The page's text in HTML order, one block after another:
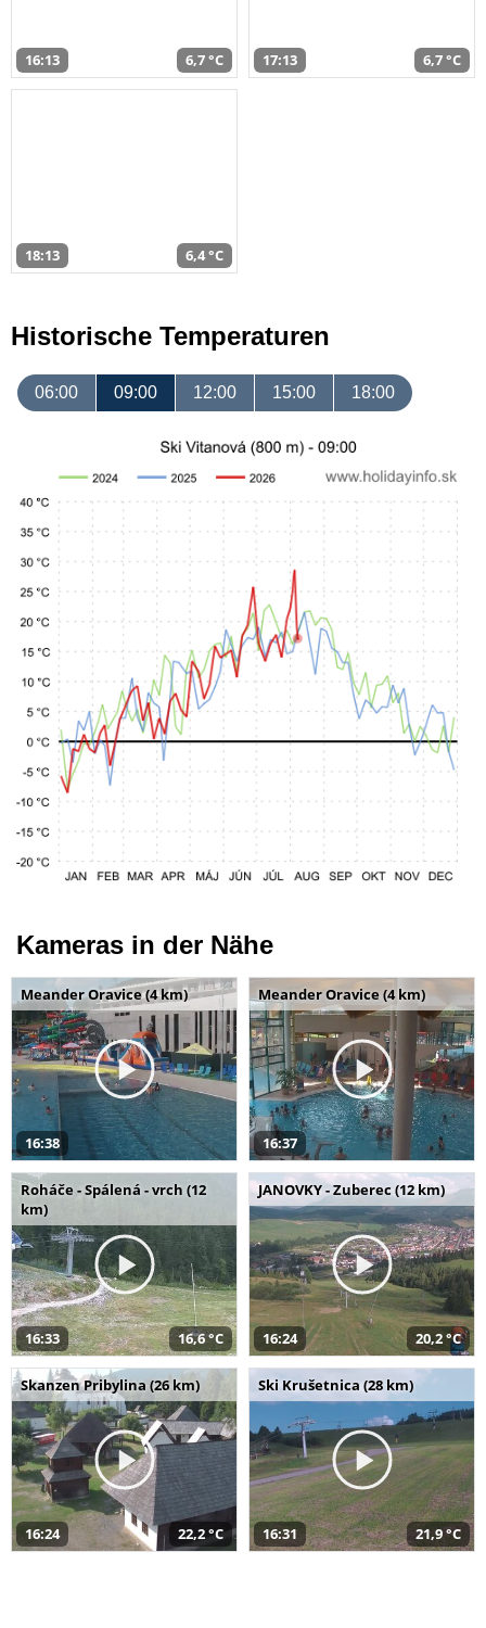
16:13 6,7 °C 17:13 6,7 °C
18:13 6,4 °C
Historische Temperaturen
06:00 09:00 12:00 15:00 18:00
Kameras in der Nähe
Meander Oravice (4 km)
16:38
Meander Oravice (4 km)
16:37
Roháče - Spálená - vrch (12
km)
16:33 16,6 °C
JANOVKY - Zuberec (12 km)
16:24 20,2 °C
Skanzen Pribylina (26 km)
16:24 22,2 °C
Ski Krušetnica (28 km)
16:31 21,9 °C